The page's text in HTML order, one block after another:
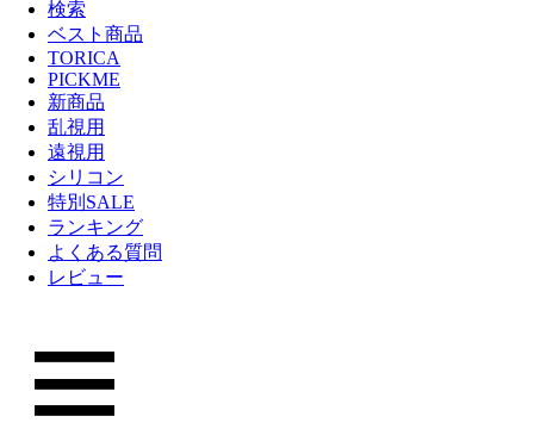
検索
ベスト商品
TORICA
PICKME
新商品
乱視用
遠視用
シリコン
特別SALE
ランキング
よくある質問
レビュー